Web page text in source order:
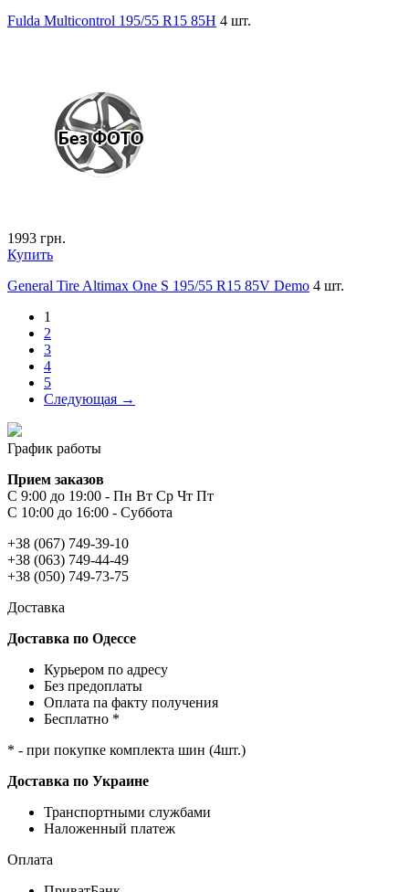
Fulda Multicontrol 195/55 R15 85H 4 шт.
1993 грн.
Купить
General Tire Altimax One S 195/55 R15 85V Demo 4 шт.
1
2
3
4
5
Следующая →
График работы
Прием заказов
С 9:00 до 19:00 - Пн Вт Ср Чт Пт
С 10:00 до 16:00 - Суббота
+38 (067) 749-39-10
+38 (063) 749-44-49
+38 (050) 749-73-75
Доставка
Доставка по Одессе
Курьером по адресу
Без предоплаты
Оплата па факту получения
Бесплатно *
* - при покупке комплекта шин (4шт.)
Доставка по Украине
Транспортными службами
Наложенный платеж
Оплата